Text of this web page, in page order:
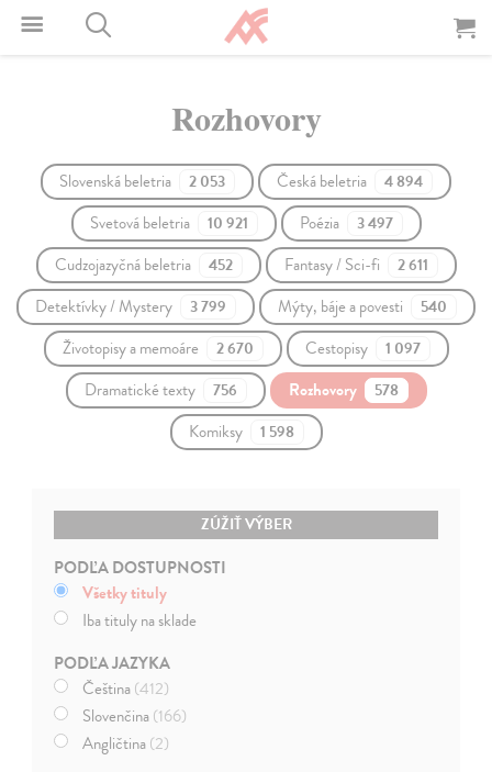
Rozhovory
Slovenská beletria 2 053 Česká beletria 4 894
Svetová beletria 10 921 Poézia 3 497
Cudzojazyčná beletria 452 Fantasy / Sci-fi 2 611
Detektívky / Mystery 3 799 Mýty, báje a povesti 540
Životopisy a memoáre 2 670 Cestopisy 1 097
Dramatické texty 756 Rozhovory 578
Komiksy 1 598
ZÚŽIŤ VÝBER
PODĽA DOSTUPNOSTI
Všetky tituly
Iba tituly na sklade
PODĽA JAZYKA
Čeština(412)
Slovenčina(166)
Angličtina(2)